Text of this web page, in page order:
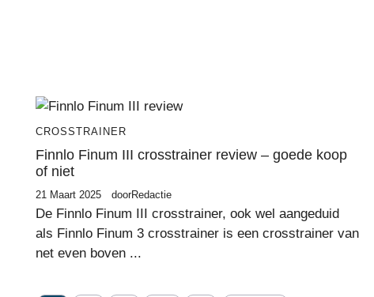
CROSSTRAINER
Finnlo Finum III crosstrainer review – goede koop
of niet
21 Maart 2025 doorRedactie
De Finnlo Finum III crosstrainer, ook wel aangeduid
als Finnlo Finum 3 crosstrainer is een crosstrainer van
net even boven ...